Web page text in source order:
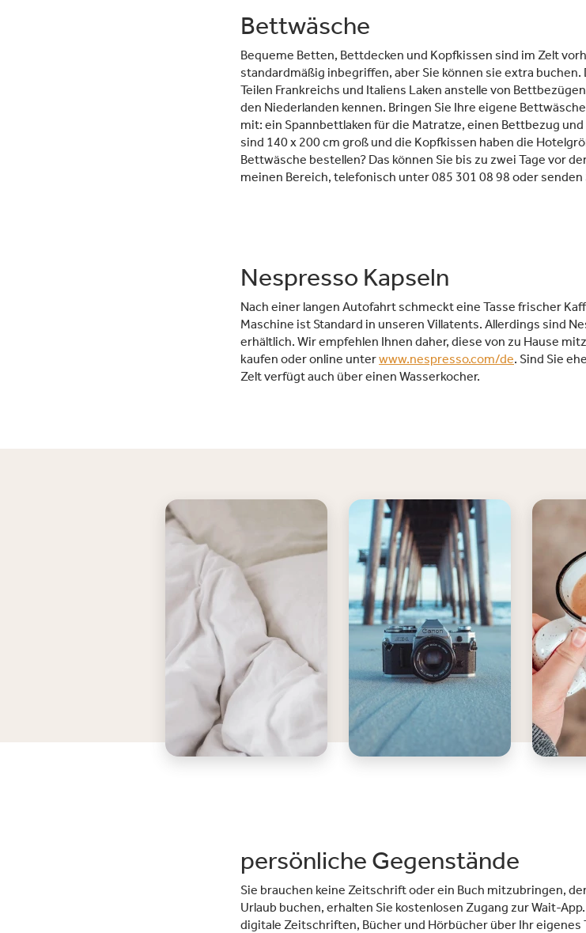
Bettwäsche
Bequeme Betten, Bettdecken und Kopfkissen sind im Zelt
standardmäßig inbegriffen, aber Sie können sie extra buchen.
Teilen Frankreichs und Italiens Laken anstelle von
den Niederlanden kennen. Bringen Sie Ihre eigene
mit: ein Spannbettlaken für die Matratze, einen Bettbezug
sind 140 x 200 cm groß und die Kopfkissen haben die
Bettwäsche bestellen? Das können Sie bis zu zwei Tage vor
meinen Bereich, telefonisch unter 085 301 08 98 oder senden
Nespresso Kapseln
Nach einer langen Autofahrt schmeckt eine Tasse frischer
Maschine ist Standard in unseren Villatents. Allerdings sind
erhältlich. Wir empfehlen Ihnen daher, diese von zu Hause
kaufen oder online unterwww.nespresso.com/de. Sind Sie
Zelt verfügt auch über einen Wasserkocher.
persönliche Gegenstände
Sie brauchen keine Zeitschrift oder ein Buch mitzubringen,
Urlaub buchen, erhalten Sie kostenlosen Zugang zur Wait-
digitale Zeitschriften, Bücher und Hörbücher über Ihr eigenes